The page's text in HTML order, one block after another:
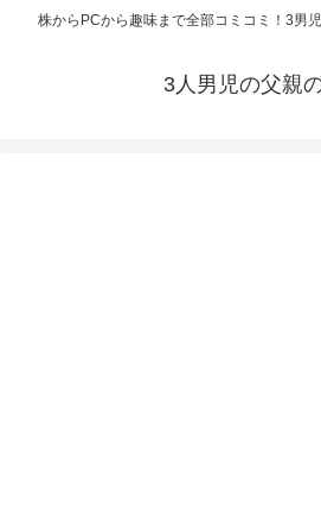
株からPCから趣味まで全部コミコミ！3男
3人男児の父親